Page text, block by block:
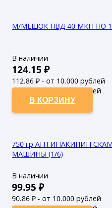
М/МЕШОК ПВД 40 МКН ПО
В наличии
124.15 ₽
112.86 ₽ - от 10.000 рублей
102.6₽ - от 50.000 рублей
В КОРЗИНУ
750 гр АНТИНАКИПИН
МАШИНЫ (1/6)
В наличии
99.95 ₽
90.86 ₽ - от 10.000 рублей